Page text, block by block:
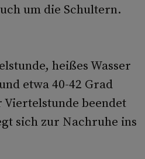
um die Schultern.
heißes Wasser
etwa 40-42 Grad
beendet
sich zur Nachruhe ins